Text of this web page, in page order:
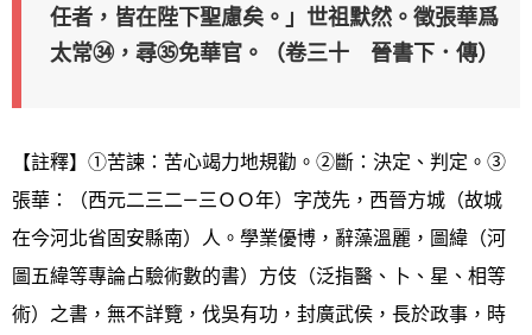
任者，皆在陛下聖慮矣。」世祖默然。徵張華爲
太常㉞，尋㉟免華官。（卷三十 晉書下．傳）
【註釋】①苦諫：苦心竭力地規勸。②斷：決定、判定。③
張華：（西元二三二—三ＯＯ年）字茂先，西晉方城（故城
在今河北省固安縣南）人。學業優博，辭藻溫麗，圖緯（河
圖五緯等專論占驗術數的書）方伎（泛指醫、卜、星、相等
術）之書，無不詳覽，伐吳有功，封廣武侯，長於政事，時